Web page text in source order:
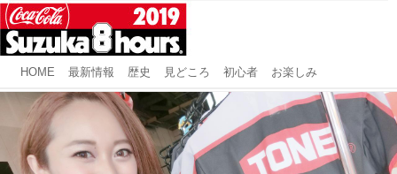
HOME 最新情報 歴史 見どころ 初心者 お楽しみ